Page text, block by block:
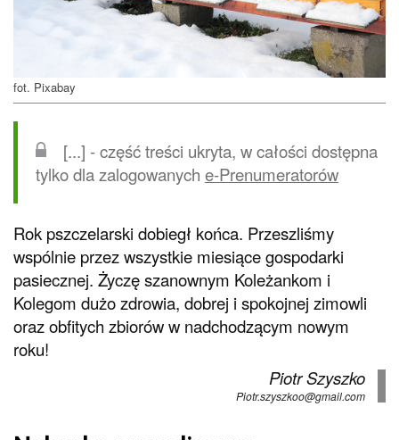
fot. Pixabay
[...] - część treści ukryta, w całości dostępna
tylko dla zalogowanych e-Prenumeratorów
Rok pszczelarski dobiegł końca. Przeszliśmy
wspólnie przez wszystkie miesiące gospodarki
pasiecznej. Życzę szanownym Koleżankom i
Kolegom dużo zdrowia, dobrej i spokojnej zimowli
oraz obfitych zbiorów w nadchodzącym nowym
roku!
Piotr Szyszko
Piotr.szyszkoo@gmail.com